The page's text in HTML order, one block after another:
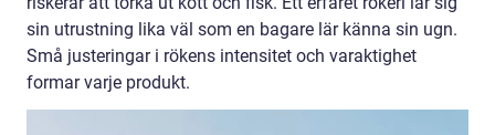
sin utrustning lika väl som en bagare lär känna sin ugn.
Små justeringar i rökens intensitet och varaktighet
formar varje produkt.